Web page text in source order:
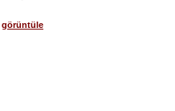
görüntüle